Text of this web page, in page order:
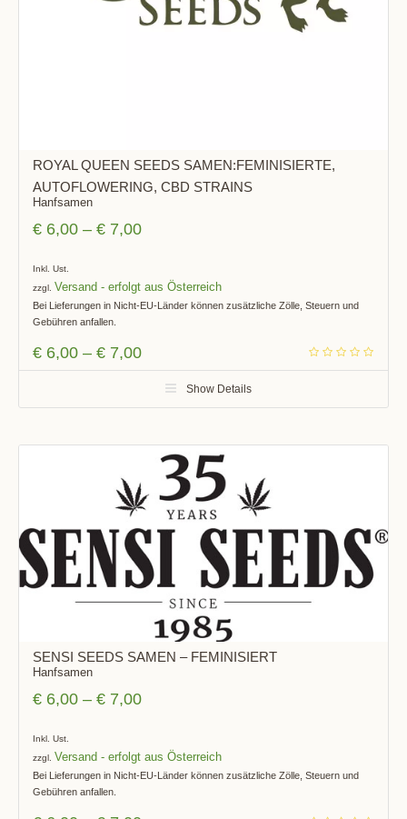
ROYAL QUEEN SEEDS SAMEN:FEMINISIERTE,
AUTOFLOWERING, CBD STRAINS
Hanfsamen
€ 6,00 –€ 7,00
Inkl. Ust.
zzgl. Versand
Bei Lieferungen in Nicht-EU-Länder können zusätzliche Zölle, Steuern und
Gebühren anfallen.
€ 6,00 –€ 7,00
Show Details
SENSI SEEDS SAMEN – FEMINISIERT
Hanfsamen
€ 6,00 –€ 7,00
Inkl. Ust.
zzgl. Versand
Bei Lieferungen in Nicht-EU-Länder können zusätzliche Zölle, Steuern und
Gebühren anfallen.